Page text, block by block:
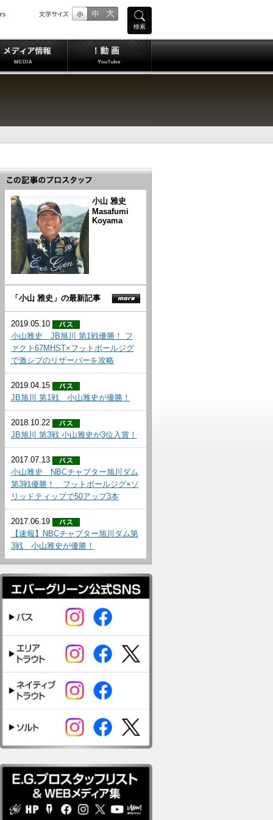
検索
小山 雅史
Masafumi
Koyama
「小山 雅史」の最新記事
2019.05.10
小山雅史 JB旭川 第1戦優勝！ フ
ァクト67MHST×フットボールジグ
で激シブのリザーバーを攻略
2019.04.15
JB旭川 第1戦 小山雅史が優勝！
2018.10.22
JB旭川 第3戦 小山雅史が3位入賞！
2017.07.13
小山雅史 NBCチャプター旭川ダム
第3戦優勝！ フットボールジグ×ソ
リッドティップで50アップ3本
2017.06.19
【速報】NBCチャプター旭川ダム第
3戦 小山雅史が優勝！